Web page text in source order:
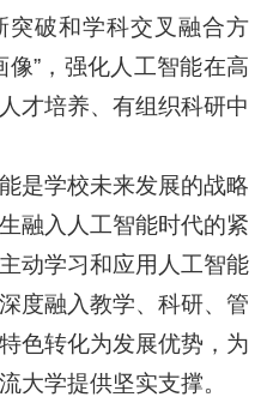
突破和学科交叉融合方
像”，强化人工智能在高
才培养、有组织科研中
是学校未来发展的战略
融入人工智能时代的紧
动学习和应用人工智能
度融入教学、科研、管
色转化为发展优势，为
大学提供坚实支撑。